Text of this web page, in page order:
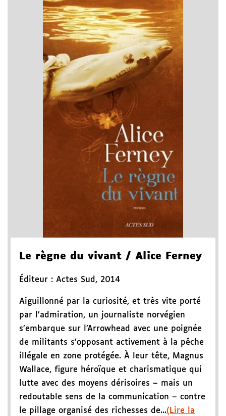
Le règne du vivant / Alice Ferney
Éditeur : Actes Sud, 2014
Aiguillonné par la curiosité, et très vite porté
par l’admiration, un journaliste norvégien
s’embarque sur l’Arrowhead avec une poignée
de militants s’opposant activement à la pêche
illégale en zone protégée. À leur tête, Magnus
Wallace, figure héroïque et charismatique qui
lutte avec des moyens dérisoires – mais un
redoutable sens de la communication – contre
le pillage organisé des richesses de...(Lire la